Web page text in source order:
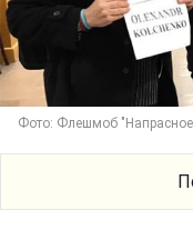
Фото: Флешмоб